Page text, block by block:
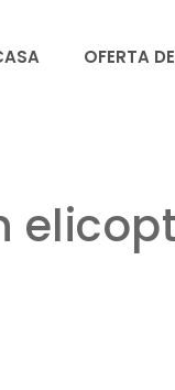
OFERTA